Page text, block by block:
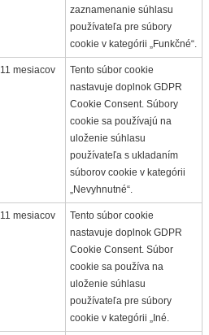
zaznamenanie súhlasu
používateľa pre súbory
cookie v kategórii „Funkčné“.
11 mesiacov
Tento súbor cookie
nastavuje doplnok GDPR
Cookie Consent. Súbory
cookie sa používajú na
uloženie súhlasu
používateľa s ukladaním
súborov cookie v kategórii
„Nevyhnutné“.
11 mesiacov
Tento súbor cookie
nastavuje doplnok GDPR
Cookie Consent. Súbor
cookie sa používa na
uloženie súhlasu
používateľa pre súbory
cookie v kategórii „Iné.